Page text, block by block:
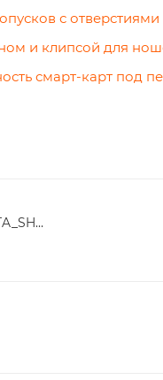
с
и клипсой для
смарт-карт под
MIFARE_Plus_SE_DATA_SHEET